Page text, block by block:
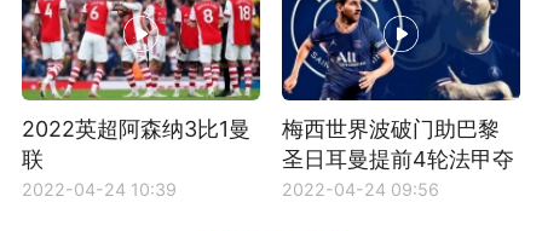
2022英超阿森纳3比1曼
联
2022-04-24 10:39
梅西世界波破门助巴黎
圣日耳曼提前4轮法甲夺
冠
2022-04-24 09:56